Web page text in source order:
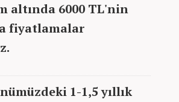
altında 6000 TL'nin
fiyatlamalar
1-1,5 yıllık